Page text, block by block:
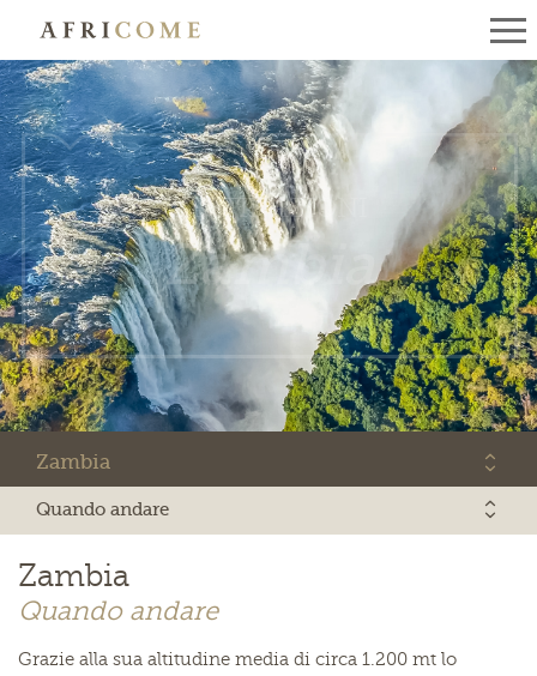
DESTINAZIONI
Zambia
Zambia
Quando andare
Zambia
Quando andare
Grazie alla sua altitudine media di circa 1.200 mt lo